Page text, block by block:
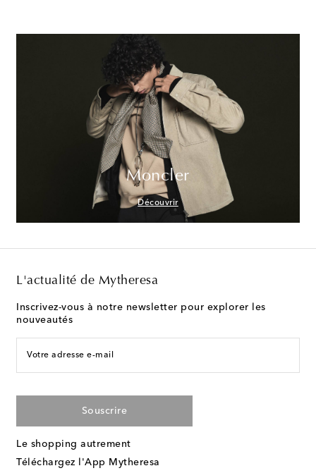
Moncler
Découvrir
L'actualité de Mytheresa
Inscrivez-vous à notre newsletter pour explorer les
nouveautés
Votre adresse e-mail
Souscrire
Le shopping autrement
Téléchargez l'App Mytheresa